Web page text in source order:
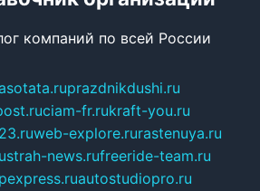
компаний по всей России
prazdnikdushi.ru
ciam-fr.rukraft-you.ru
web-explore.rurastenuya.ru
strah-news.rufreeride-team.ru
autostudiopro.ru